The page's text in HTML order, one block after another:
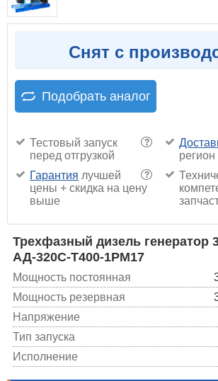
Снят с
Подобрать аналог
?
Тестовый запуск
перед отгрузкой
?
Гарантия лучшей
цены + скидка на цену
выше
Трехфазный дизель генератор
АД-320С-Т400-1РМ17
Мощность постоянная
Мощность резервная
Напряжение
Тип запуска
Исполнение